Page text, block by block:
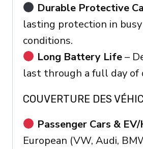
Durable Protective
lasting protection in
conditions.
Long Battery Life–
last through a full day of
COUVERTURE DES
Passenger Cars &
European (VW, Audi,